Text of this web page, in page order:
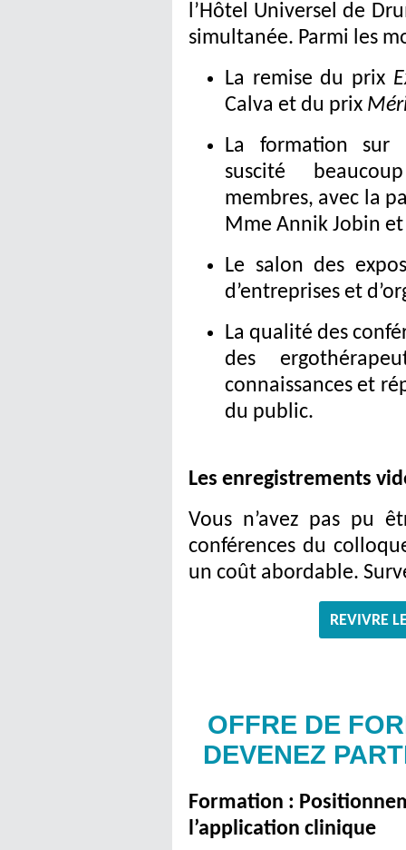
l’Hôtel Universel de
simultanée. Parmi les
La remise du prix
Calva et du prix
La formation sur
suscité
membres, avec la
Mme Annik Jobin
Le salon des
d’entreprises et
La qualité des
des
connaissances et
du public.
Les enregistrements
Vous n’avez pas pu
conférences du
un coût abordable.
REVIVRE
OFFRE DE
DEVENEZ
Formation :
l’application clinique